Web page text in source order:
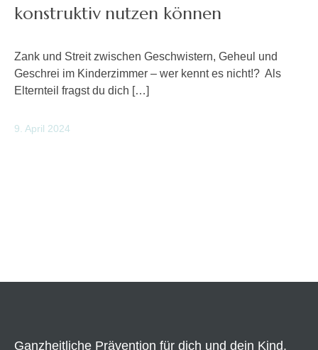
konstruktiv nutzen können
Zank und Streit zwischen Geschwistern, Geheul und
Geschrei im Kinderzimmer – wer kennt es nicht!? Als
Elternteil fragst du dich […]
9. April 2024
Ganzheitliche Prävention für dich und dein Kind.